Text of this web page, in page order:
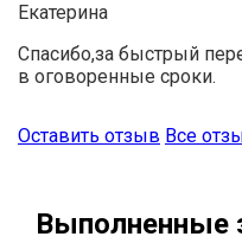
Екатерина
Спасибо,за быстрый
в оговоренные сроки.
Оставить отзыв Все
Выполненные